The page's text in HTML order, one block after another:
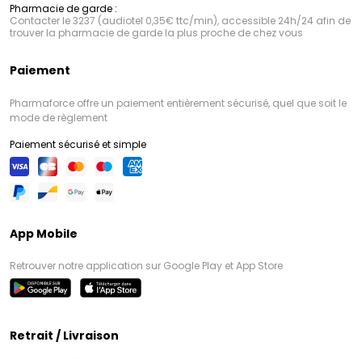
Pharmacie de garde :
Contacter le 3237 (audiotel 0,35€ ttc/min), accessible 24h/24 afin de
trouver la pharmacie de garde la plus proche de chez vous
Paiement
Pharmaforce offre un paiement entièrement sécurisé, quel que soit le
mode de règlement
Paiement sécurisé et simple
App Mobile
Retrouver notre application sur Google Play et App Store
Retrait / Livraison